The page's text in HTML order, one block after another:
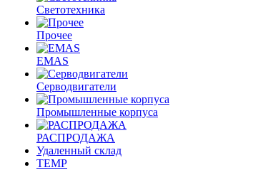
Светотехника
Прочее
EMAS
Cерводвигатели
Промышленные корпуса
РАСПРОДАЖА
Удаленный склад
TEMP